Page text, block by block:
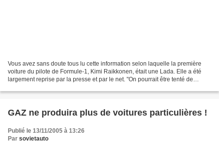
Vous avez sans doute tous lu cette information selon laquelle la première
voiture du pilote de Formule-1, Kimi Raikkonen, était une Lada. Elle a été
largement reprise par la presse et par le net. "On pourrait être tenté de
GAZ ne produira plus de voitures particulières !
Publié le 13/11/2005 à 13:26
Par sovietauto